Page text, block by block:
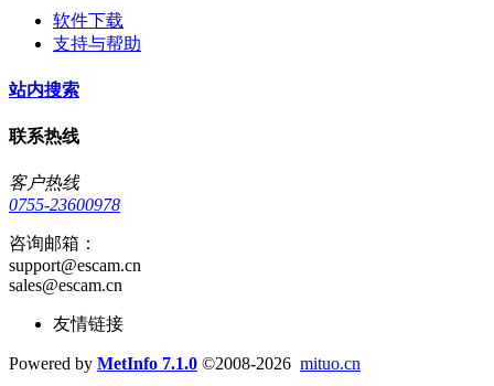
软件下载
支持与帮助
站内搜索
联系热线
客户热线
0755-23600978
咨询邮箱：
support@escam.cn
sales@escam.cn
友情链接
Powered by MetInfo 7.1.0 ©2008-2026 mituo.cn